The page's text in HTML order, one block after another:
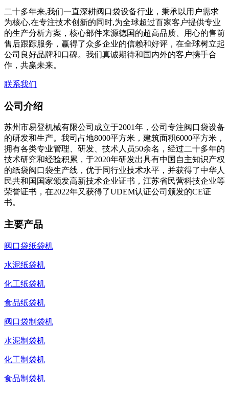
二十多年来,我们一直深耕阀口袋设备行业，秉承以用户需求
为核心,在专注技术创新的同时,为全球超过百家客户提供专业
的生产分析方案，核心部件来源德国的超高品质、用心的售前
售后跟踪服务，赢得了众多企业的信赖和好评，在全球树立起
公司良好品牌和口碑。我们真诚期待和国内外的客户携手合
作，共赢未来。
联系我们
公司介绍
苏州市易登机械有限公司成立于2001年，公司专注阀口袋设备
的研发和生产。我司占地8000平方米，建筑面积6000平方米，
拥有各类专业管理、研发、技术人员50余名，经过二十多年的
技术研究和经验积累，于2020年研发出具有中国自主知识产权
的纸袋阀口袋生产线，优于同行业技术水平，并获得了中华人
民共和国国家颁发高新技术企业证书，江苏省民营科技企业等
荣誉证书，在2022年又获得了UDEM认证公司颁发的CE证
书。
主要产品
阀口袋纸袋机
水泥纸袋机
化工纸袋机
食品纸袋机
阀口袋制袋机
水泥制袋机
化工制袋机
食品制袋机